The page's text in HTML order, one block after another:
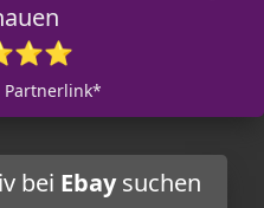
Partnerlink*
bei Ebaysuchen